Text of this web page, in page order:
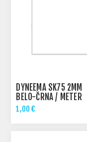
DYNEEMA SK75 2MM
BELO-ČRNA / METER
1,00 €